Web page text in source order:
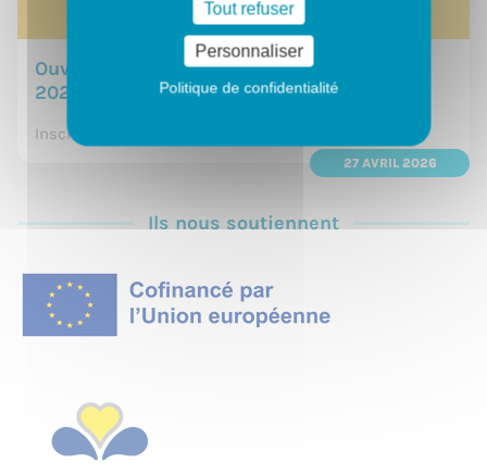
Tout refuser
Personnaliser
Politique de confidentialité
Ouverture des inscriptions pour l'année
2026-2027
Inscrivez-vous à l'efp dès le 27 avril 2025
27 AVRIL 2026
Ils nous soutiennent